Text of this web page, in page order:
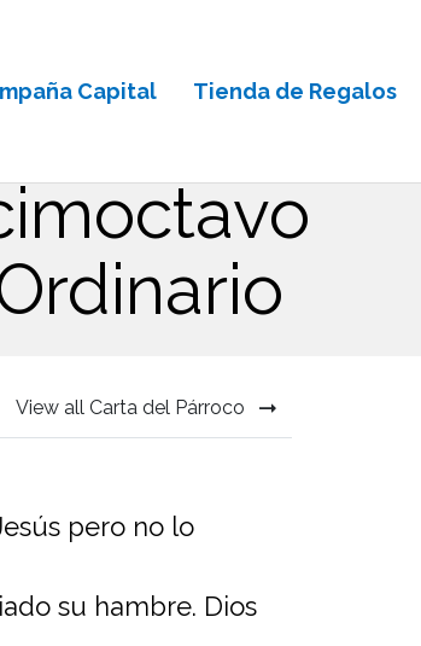
Capital Tienda de Regalos
View all Carta del Párroco
pero no lo
su hambre. Dios